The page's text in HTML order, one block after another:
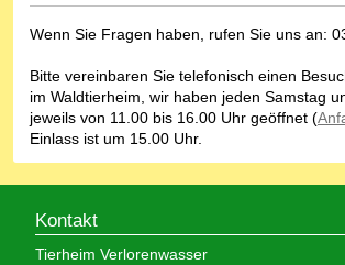
Wenn Sie Fragen haben, rufen Sie uns an:
Bitte vereinbaren Sie telefonisch einen
im Waldtierheim, wir haben jeden Samstag
jeweils von 11.00 bis 16.00 Uhr geöffnet (
Einlass ist um 15.00 Uhr.
Kontakt
Tierheim Verlorenwasser